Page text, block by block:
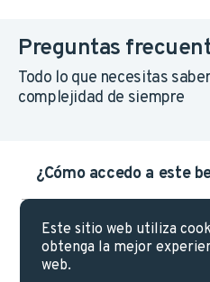
Preguntas
Todo lo que necesitas
complejidad de siempre
¿Cómo accedo a este
¿En qué clínicas puedo
beneficio?
Este sitio web utiliza
obtenga la mejor
web.